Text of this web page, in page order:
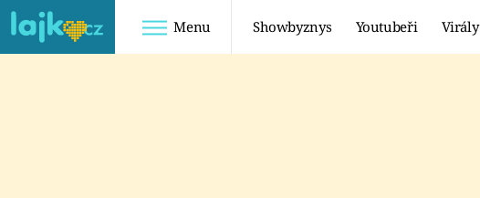
Menu Showbyznys Youtubeři Virály